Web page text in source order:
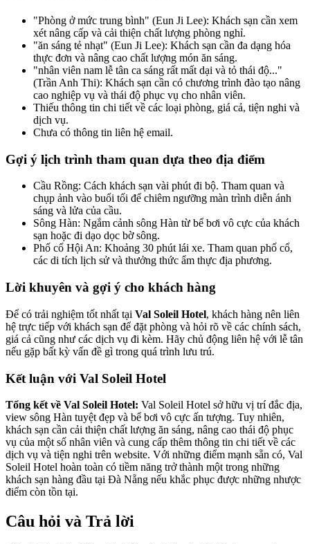
"Phòng ở mức trung bình" (Eun Ji Lee): Khách sạn cần xem
xét nâng cấp và cải thiện chất lượng phòng nghỉ.
"ăn sáng tẻ nhạt" (Eun Ji Lee): Khách sạn cần đa dạng hóa
thực đơn và nâng cao chất lượng món ăn sáng.
"nhân viên nam lễ tân ca sáng rất mất dại và tỏ thái độ..."
(Trần Anh Thi): Khách sạn cần có chương trình đào tạo nâng
cao nghiệp vụ và thái độ phục vụ cho nhân viên.
Thiếu thông tin chi tiết về các loại phòng, giá cả, tiện nghi và
dịch vụ.
Chưa có thông tin liên hệ email.
Gợi ý lịch trình tham quan dựa theo địa điểm
Cầu Rồng: Cách khách sạn vài phút đi bộ. Tham quan và
chụp ảnh vào buổi tối để chiêm ngưỡng màn trình diễn ánh
sáng và lửa của cầu.
Sông Hàn: Ngắm cảnh sông Hàn từ bể bơi vô cực của khách
sạn hoặc đi dạo dọc bờ sông.
Phố cổ Hội An: Khoảng 30 phút lái xe. Tham quan phố cổ,
các di tích lịch sử và thưởng thức ẩm thực địa phương.
Lời khuyên và gợi ý cho khách hàng
Để có trải nghiệm tốt nhất tại Val Soleil Hotel, khách hàng nên liên
hệ trực tiếp với khách sạn để đặt phòng và hỏi rõ về các chính sách,
giá cả cũng như các dịch vụ đi kèm. Hãy chủ động liên hệ với lễ tân
nếu gặp bất kỳ vấn đề gì trong quá trình lưu trú.
Kết luận với Val Soleil Hotel
Tổng kết về Val Soleil Hotel: Val Soleil Hotel sở hữu vị trí đắc địa,
view sông Hàn tuyệt đẹp và bể bơi vô cực ấn tượng. Tuy nhiên,
khách sạn cần cải thiện chất lượng ăn sáng, nâng cao thái độ phục
vụ của một số nhân viên và cung cấp thêm thông tin chi tiết về các
dịch vụ và tiện nghi trên website. Với những điểm mạnh sẵn có, Val
Soleil Hotel hoàn toàn có tiềm năng trở thành một trong những
khách sạn hàng đầu tại Đà Nẵng nếu khắc phục được những nhược
điểm còn tồn tại.
Câu hỏi và Trả lời